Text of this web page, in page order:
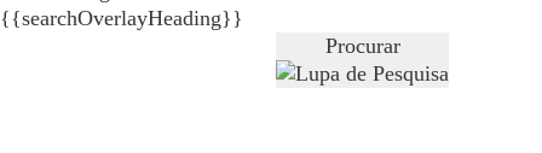
{{searchOverlayHeading}}
Procurar